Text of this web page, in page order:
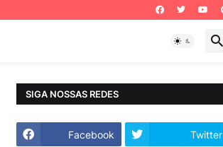
SIGA NOSSAS REDES
Facebook Twitter